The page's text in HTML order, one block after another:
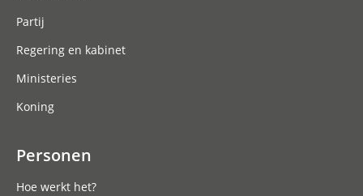
Partij
Regering en kabinet
Ministeries
Koning
Personen
Hoe werkt het?